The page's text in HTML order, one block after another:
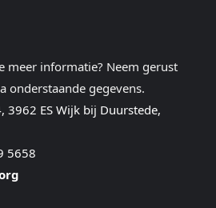
meer informatie? Neem gerust
onderstaande gegevens.
3962 ES Wijk bij Duurstede,
5658